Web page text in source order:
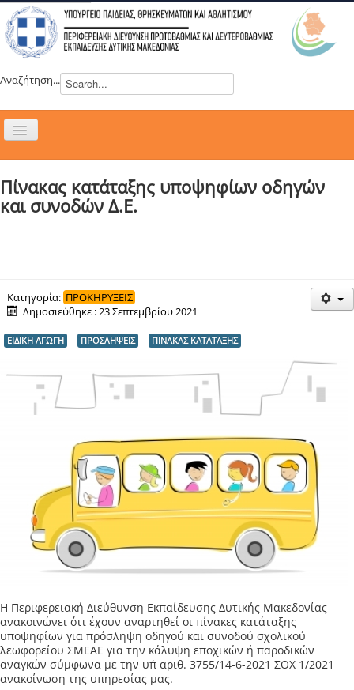
Αναζήτηση...
Εναλλαγή
ΝΕΑ
ΔΡΑΣΕΙΣ
ΕΠΙΚΟΙΝΩΝΙΑ
ΕΞ ΑΠΟΣΤΑΣΕΩΣ ΕΚΠΑΙΔΕΥΣΗ
Πίνακας κατάταξης υποψηφίων οδηγών
και συνοδών Δ.Ε.
Κατηγορία: ΠΡΟΚΗΡΥΞΕΙΣ
Δημοσιεύθηκε : 23 Σεπτεμβρίου 2021
ΕΙΔΙΚΗ ΑΓΩΓΗ ΠΡΟΣΛΗΨΕΙΣ ΠΙΝΑΚΑΣ ΚΑΤΑΤΑΞΗΣ
Η Περιφερειακή Διεύθυνση Εκπαίδευσης Δυτικής Μακεδονίας
ανακοινώνει ότι έχουν αναρτηθεί οι πίνακες κατάταξης
υποψηφίων για πρόσληψη οδηγού και συνοδού σχολικού
λεωφορείου ΣΜΕΑΕ για την κάλυψη εποχικών ή παροδικών
αναγκών σύμφωνα με την υπ΄ αριθ. 3755/14-6-2021 ΣΟΧ 1/2021
ανακοίνωση της υπηρεσίας μας.